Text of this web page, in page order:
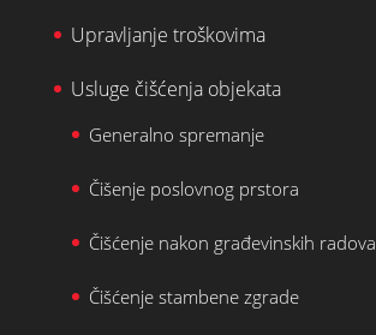
Upravljanje troškovima
Usluge čišćenja objekata
Generalno spremanje
Čišenje poslovnog prstora
Čišćenje nakon građevinskih radova
Čišćenje stambene zgrade